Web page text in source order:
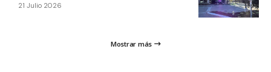
21 Julio 2026
Mostrar más